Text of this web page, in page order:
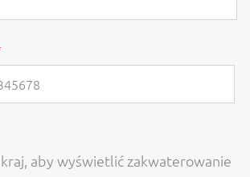
aby wyświetlić zakwaterowanie